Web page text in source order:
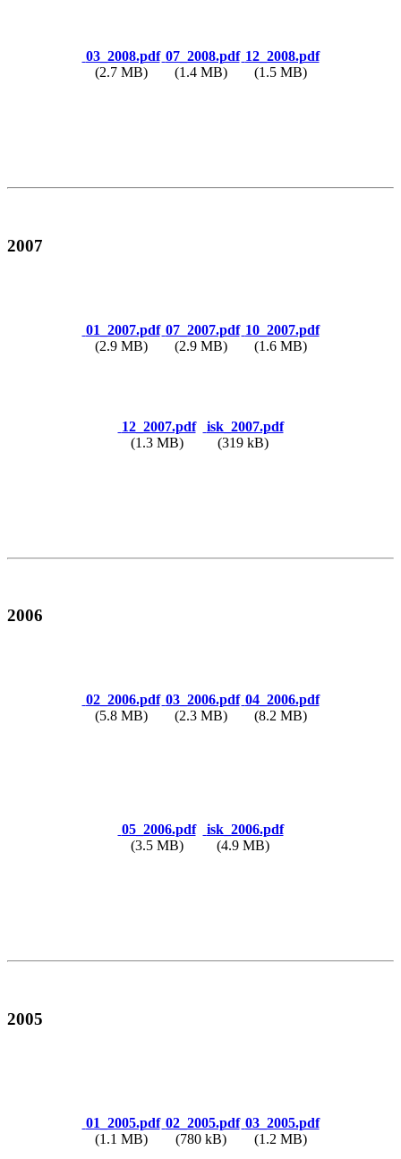
03_2008.pdf
(2.7 MB)
07_2008.pdf
(1.4 MB)
12_2008.pdf
(1.5 MB)
2007
01_2007.pdf
(2.9 MB)
07_2007.pdf
(2.9 MB)
10_2007.pdf
(1.6 MB)
12_2007.pdf
(1.3 MB)
isk_2007.pdf
(319 kB)
2006
02_2006.pdf
(5.8 MB)
03_2006.pdf
(2.3 MB)
04_2006.pdf
(8.2 MB)
05_2006.pdf
(3.5 MB)
isk_2006.pdf
(4.9 MB)
2005
01_2005.pdf
(1.1 MB)
02_2005.pdf
(780 kB)
03_2005.pdf
(1.2 MB)